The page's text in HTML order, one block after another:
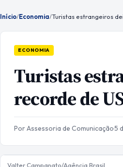
Início/Economia/Turistas estrangeiros
ECONOMIA
Turistas
recorde de
Por Assessoria de Comunicação·5
Valter Campanato/Agência Brasil